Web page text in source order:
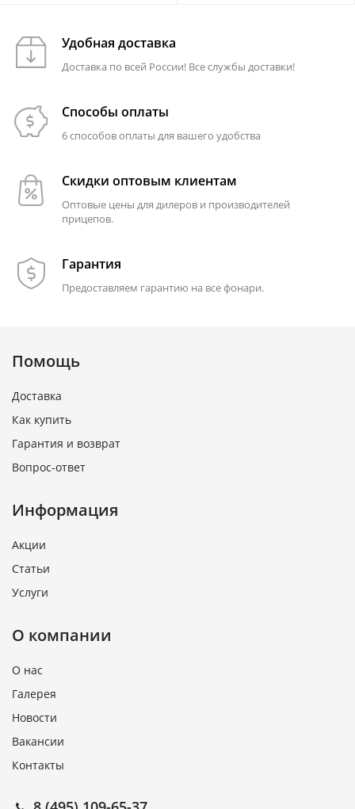
Удобная доставка
Доставка по всей России! Все службы доставки!
Способы оплаты
6 способов оплаты для вашего удобства
Скидки оптовым клиентам
Оптовые цены для дилеров и производителей
прицепов.
Гарантия
Предоставляем гарантию на все фонари.
Помощь
Доставка
Как купить
Гарантия и возврат
Вопрос-ответ
Информация
Акции
Статьи
Услуги
О компании
О нас
Галерея
Новости
Вакансии
Контакты